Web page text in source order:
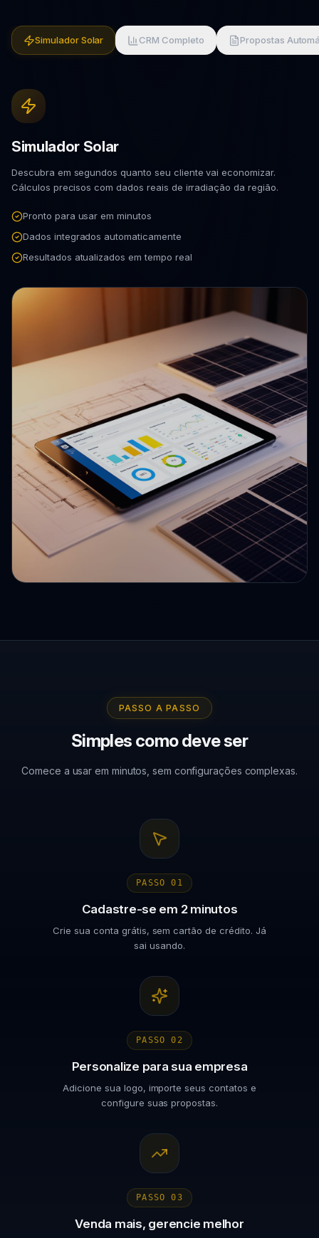
Simulador Solar CRM Completo Propostas
Simulador Solar
Descubra em segundos quanto seu cliente vai economizar.
Cálculos precisos com dados reais de irradiação da região.
Pronto para usar em minutos
Dados integrados automaticamente
Resultados atualizados em tempo real
PASSO A PASSO
Simples como deve ser
Comece a usar em minutos, sem configurações complexas.
PASSO01
Cadastre-se em 2 minutos
Crie sua conta grátis, sem cartão de crédito. Já
sai usando.
PASSO02
Personalize para sua empresa
Adicione sua logo, importe seus contatos e
configure suas propostas.
PASSO03
Venda mais, gerencie melhor